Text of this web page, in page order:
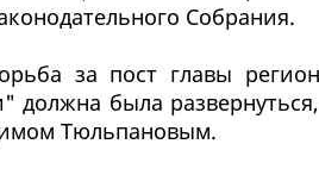
Собрания.
за пост главы
должна была
Тюльпановым.